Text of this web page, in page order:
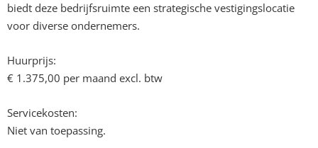
biedt deze bedrijfsruimte een strategische vestigingslocatie
voor diverse ondernemers.
Huurprijs:
€ 1.375,00 per maand excl. btw
Servicekosten:
Niet van toepassing.